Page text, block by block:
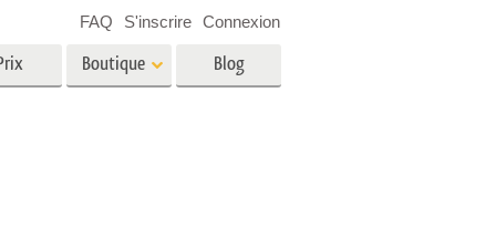
Boutique Blog
FAQ S'inscrire Connexion